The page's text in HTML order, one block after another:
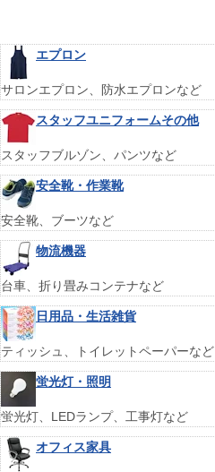
エプロン
サロンエプロン、防水エプロンなど
スタッフユニフォームその他
スタッフブルゾン、パンツなど
安全靴・作業靴
安全靴、ブーツなど
物流機器
台車、折り畳みコンテナなど
日用品・生活雑貨
ティッシュ、トイレットペーパーなど
蛍光灯・照明
蛍光灯、LEDランプ、工事灯など
オフィス家具